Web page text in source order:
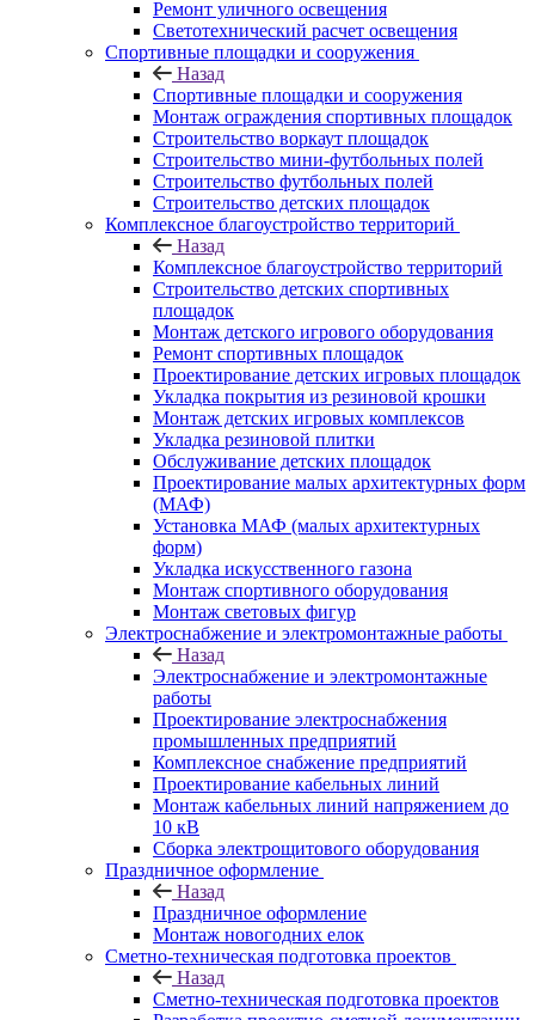
Ремонт уличного освещения
Светотехнический расчет освещения
Спортивные площадки и сооружения
Назад
Спортивные площадки и сооружения
Монтаж ограждения спортивных площадок
Строительство воркаут площадок
Строительство мини-футбольных полей
Строительство футбольных полей
Строительство детских площадок
Комплексное благоустройство территорий
Назад
Комплексное благоустройство территорий
Строительство детских спортивных
площадок
Монтаж детского игрового оборудования
Ремонт спортивных площадок
Проектирование детских игровых площадок
Укладка покрытия из резиновой крошки
Монтаж детских игровых комплексов
Укладка резиновой плитки
Обслуживание детских площадок
Проектирование малых архитектурных форм
(МАФ)
Установка МАФ (малых архитектурных
форм)
Укладка искусственного газона
Монтаж спортивного оборудования
Монтаж световых фигур
Электроснабжение и электромонтажные работы
Назад
Электроснабжение и электромонтажные
работы
Проектирование электроснабжения
промышленных предприятий
Комплексное снабжение предприятий
Проектирование кабельных линий
Монтаж кабельных линий напряжением до
10 кВ
Сборка электрощитового оборудования
Праздничное оформление
Назад
Праздничное оформление
Монтаж новогодних елок
Сметно-техническая подготовка проектов
Назад
Сметно-техническая подготовка проектов